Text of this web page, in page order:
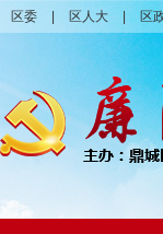
区委 区人大 区